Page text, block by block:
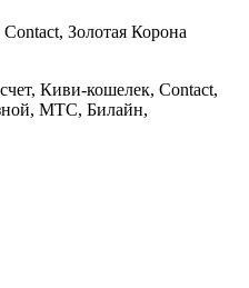
Золотая Корона
Киви-кошелек, Contact,
МТС, Билайн,